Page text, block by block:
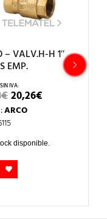
– VALV.H-H 1″
EMP.
€EL
PRECIO
ORIGINAL
ERA:
20,26€
ARCO
disponible.